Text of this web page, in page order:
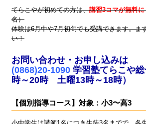
てらこやが初めての方は、講習3コマが無料に
名）
体験は6月中や7月初旬でも受講できます。ま
い！
お問い合わせ・お申し込みは
(0868)20-1090 学習塾てらこや
時～20時 土曜13時～18時）
【個別指導コース】対象：小3〜高3